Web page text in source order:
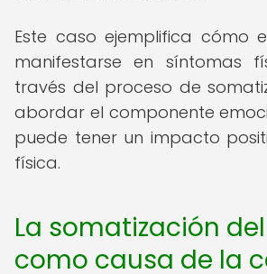
Este caso ejemplifica cómo
manifestarse en síntomas
través del proceso de
abordar el componente
puede tener un impacto
física.
La somatización
como causa de la